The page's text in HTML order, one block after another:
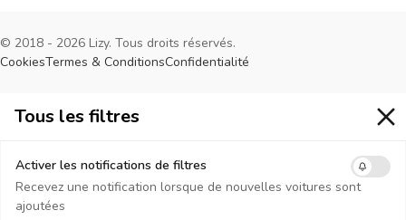
© 2018 - 2026 Lizy. Tous droits réservés.
CookiesTermes & ConditionsConfidentialité
Tous les filtres
Tous les filtres
Activer les notifications de filtres
Recevez une notification lorsque de nouvelles voitures sont
ajoutées